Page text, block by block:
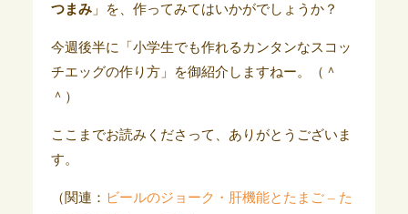
つまみ」を、作ってみてはいかがでしょうか？
今週後半に「小学生でも作れるカンタンなスコッ
チエッグの作り方」を御紹介しますねー。（＾
＾）
ここまでお読みくださって、ありがとうございま
す。
（関連： ビールのジョーク・肝機能とたまご – た